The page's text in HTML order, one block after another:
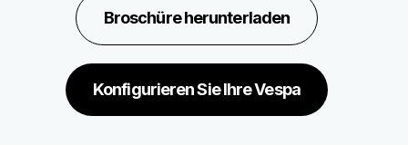
Broschüre herunterladen
Konfigurieren Sie Ihre Vespa